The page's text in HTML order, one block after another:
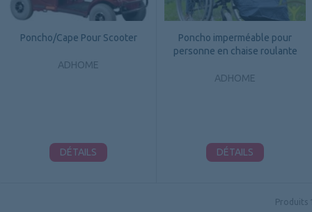
Poncho/Cape Pour Scooter
ADHOME
DÉTAILS
Poncho imperméable pour
personne en chaise roulante
ADHOME
DÉTAILS
Produits